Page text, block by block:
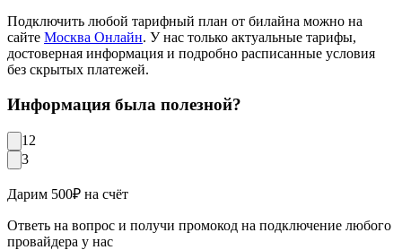
Подключить любой тарифный план от билайна можно на
сайте Москва Онлайн. У нас только актуальные тарифы,
достоверная информация и подробно расписанные условия
без скрытых платежей.
Информация была полезной?
12
3
Дарим 500₽ на счёт
Ответь на вопрос и получи промокод на подключение любого
провайдера у нас